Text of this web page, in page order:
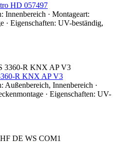
HD 057497
Innenbereich · Montageart:
· Eigenschaften: UV-beständig,
R KNX AP V3
Außenbereich, Innenbereich ·
· Eigenschaften: UV-